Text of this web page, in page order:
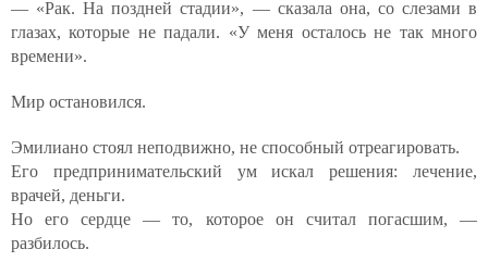
— «Рак. На поздней стадии», — сказала она, со слезами в
глазах, которые не падали. «У меня осталось не так много
времени».
Мир остановился.
Эмилиано стоял неподвижно, не способный отреагировать.
Его предпринимательский ум искал решения: лечение,
врачей, деньги.
Но его сердце — то, которое он считал погасшим, —
разбилось.